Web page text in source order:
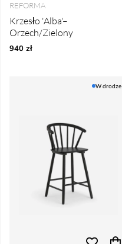
REFORMA
Krzesło 'Alba'–
Orzech/Zielony
940 zł
W drodze